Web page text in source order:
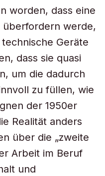
worden, dass eine
überfordern werde,
Geräte
dass sie quasi
um die dadurch
zu füllen, wie
der 1950er
Realität anders
über die „zweite
Arbeit im Beruf
und